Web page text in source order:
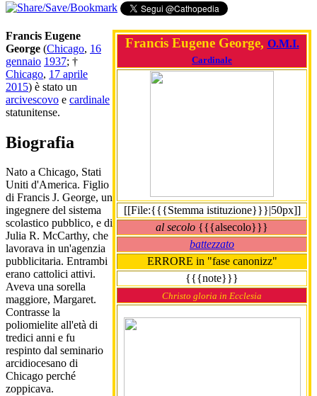
Francis Eugene George, O.M.I.
Cardinale
[[File:{{{Stemma istituzione}}}|50px]]
al secolo {{{alsecolo}}}
battezzato
ERRORE in "fase canonizz"
{{{note}}}
Christo gloria in Ecclesia
Francis Eugene
George (Chicago, 16
gennaio 1937; †
Chicago, 17 aprile
2015) è stato un
arcivescovo e cardinale
statunitense.
Biografia
Nato a Chicago, Stati
Uniti d'America. Figlio
di Francis J. George, un
ingegnere del sistema
scolastico pubblico, e di
Julia R. McCarthy, che
lavorava in un'agenzia
pubblicitaria. Entrambi
erano cattolici attivi.
Aveva una sorella
maggiore, Margaret.
Contrasse la
poliomielite all'età di
tredici anni e fu
respinto dal seminario
arcidiocesano di
Chicago perché
zoppicava.